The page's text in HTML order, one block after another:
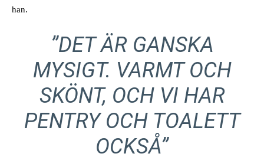
han.
”DET ÄR GANSKA
MYSIGT. VARMT OCH
SKÖNT, OCH VI HAR
PENTRY OCH TOALETT
OCKSÅ”